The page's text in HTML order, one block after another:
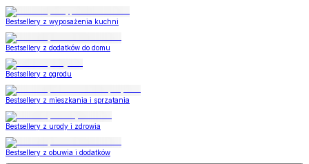
Bestsellery z wyposażenia kuchni
Bestsellery z dodatków do domu
Bestsellery z ogrodu
Bestsellery z mieszkania i sprzątania
Bestsellery z urody i zdrowia
Bestsellery z obuwia i dodatków